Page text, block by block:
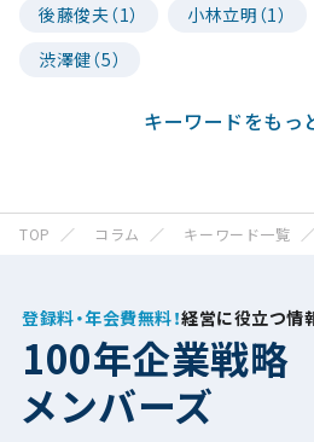
後藤俊夫（1）
小林立明（1）
渋澤健（5）
キーワードをもっ
TOP コラム キーワード一覧
登録料・年会費無料！経営に役立つ情
100年企業戦略
メンバーズ